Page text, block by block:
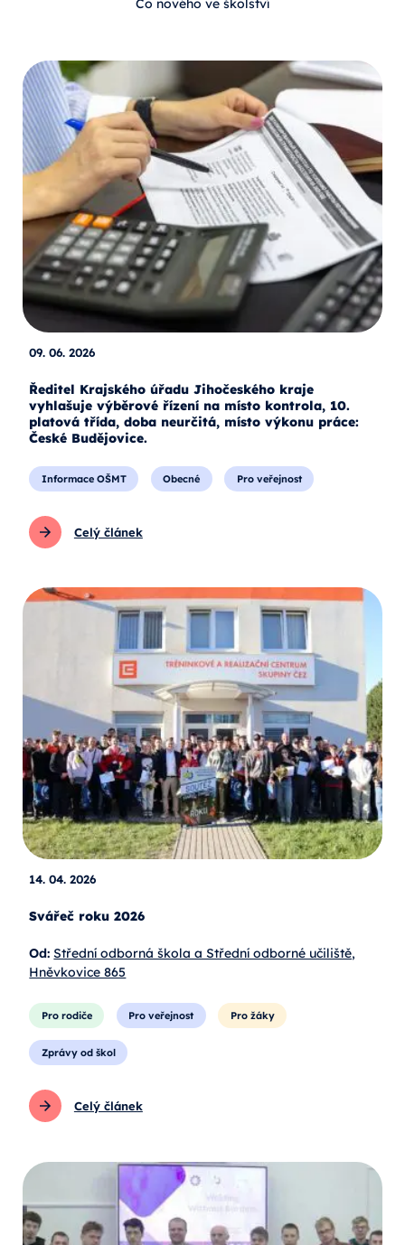
Co nového ve školství
09. 06. 2026
Ředitel Krajského úřadu Jihočeského kraje
vyhlašuje výběrové řízení na místo kontrola, 10.
platová třída, doba neurčitá, místo výkonu práce:
České Budějovice.
Informace OŠMT Obecné Pro veřejnost
Celý článek
14. 04. 2026
Svářeč roku 2026
Od: Střední odborná škola a Střední odborné učiliště,
Hněvkovice 865
Pro rodiče Pro veřejnost Pro žáky
Zprávy od škol
Celý článek